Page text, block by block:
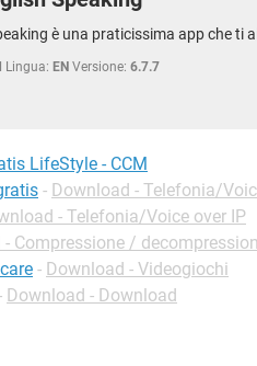
è una praticissima app che ti
Lingua: EN Versione: 6.7.7
LifeStyle - CCM
- Download - Telefonia/
- Telefonia/Voice over IP
Compressione /
- Download - Videogiochi
Download - Download